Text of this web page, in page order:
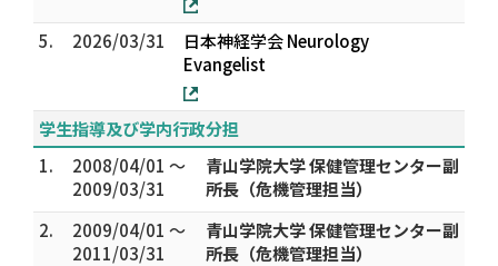
5. 2026/03/31
日本神経学会 Neurology
Evangelist
学生指導及び学内行政分担
1.
2008/04/01 ～
2009/03/31
青山学院大学 保健管理センター副
所長（危機管理担当）
2.
2009/04/01 ～
2011/03/31
青山学院大学 保健管理センター副
所長（危機管理担当）